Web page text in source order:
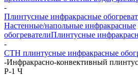
-
Плинтусные инфракрасные
Настенные/напольные инфракрасные
обогревателиПлинтусные
-
СТН плинтусные инфракрасные
-Инфракрасно-конвективный
Р-1 Ч